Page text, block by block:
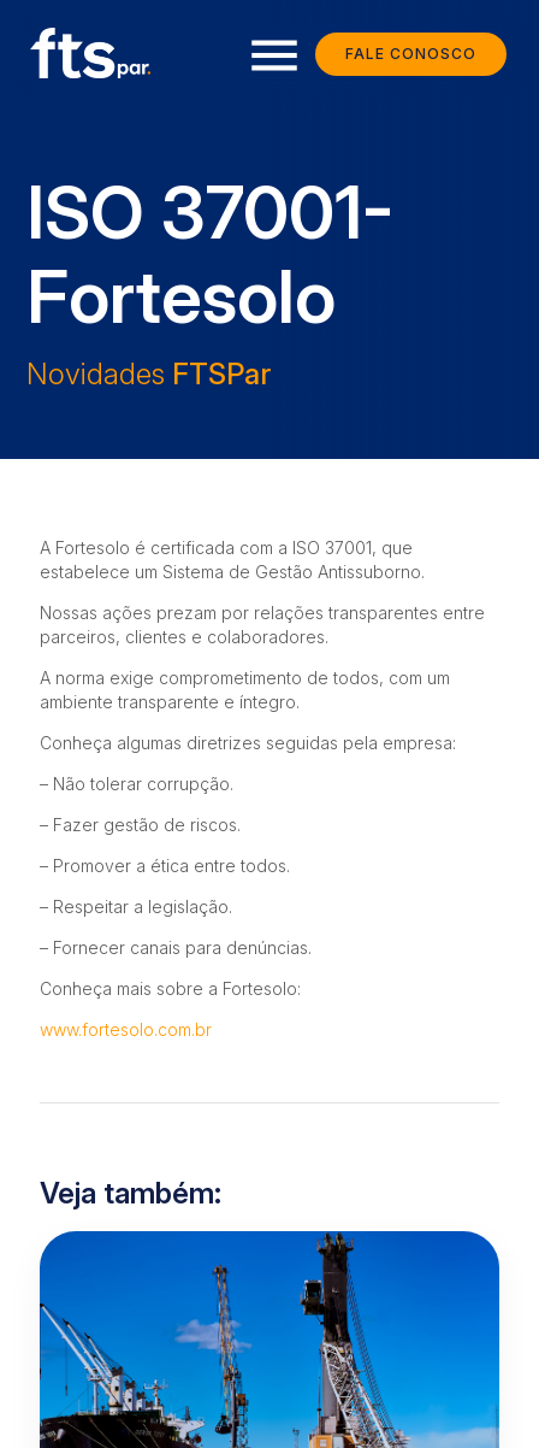
FALE CONOSCO
menu
ISO 37001-
Fortesolo
Novidades FTSPar
A Fortesolo é certificada com a ISO 37001, que
estabelece um Sistema de Gestão Antissuborno.
Nossas ações prezam por relações transparentes entre
parceiros, clientes e colaboradores.
A norma exige comprometimento de todos, com um
ambiente transparente e íntegro.
Conheça algumas diretrizes seguidas pela empresa:
– Não tolerar corrupção.
– Fazer gestão de riscos.
– Promover a ética entre todos.
– Respeitar a legislação.
– Fornecer canais para denúncias.
Conheça mais sobre a Fortesolo:
www.fortesolo.com.br
Veja também: